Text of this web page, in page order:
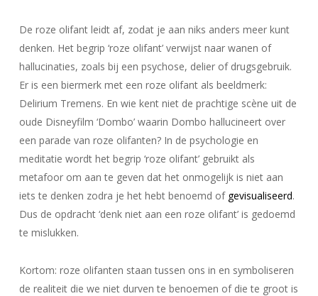
De roze olifant leidt af, zodat je aan niks anders meer kunt
denken. Het begrip ‘roze olifant’ verwijst naar wanen of
hallucinaties, zoals bij een psychose, delier of drugsgebruik.
Er is een biermerk met een roze olifant als beeldmerk:
Delirium Tremens. En wie kent niet de prachtige scène uit de
oude Disneyfilm ‘Dombo’ waarin Dombo hallucineert over
een parade van roze olifanten? In de psychologie en
meditatie wordt het begrip ‘roze olifant’ gebruikt als
metafoor om aan te geven dat het onmogelijk is niet aan
iets te denken zodra je het hebt benoemd of gevisualiseerd.
Dus de opdracht ‘denk niet aan een roze olifant’ is gedoemd
te mislukken.
Kortom: roze olifanten staan tussen ons in en symboliseren
de realiteit die we niet durven te benoemen of die te groot is